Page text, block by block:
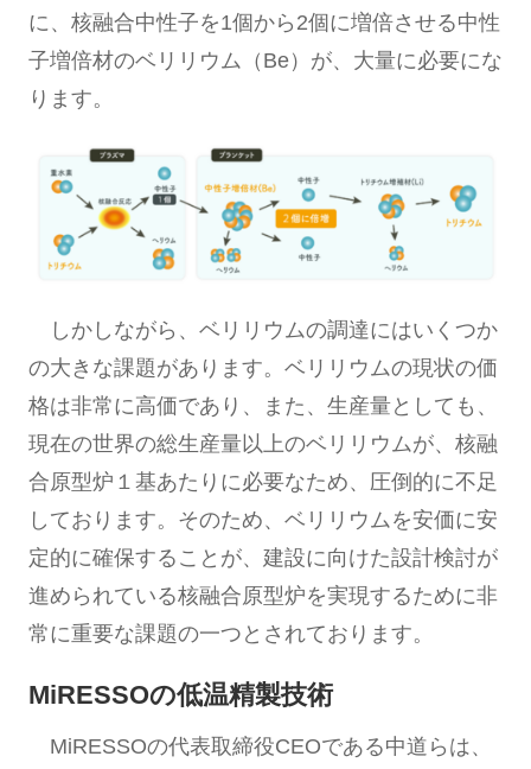
に、核融合中性子を1個から2個に増倍させる中性
子増倍材のベリリウム（Be）が、大量に必要にな
ります。
しかしながら、ベリリウムの調達にはいくつか
の大きな課題があります。ベリリウムの現状の価
格は非常に高価であり、また、生産量としても、
現在の世界の総生産量以上のベリリウムが、核融
合原型炉１基あたりに必要なため、圧倒的に不足
しております。そのため、ベリリウムを安価に安
定的に確保することが、建設に向けた設計検討が
進められている核融合原型炉を実現するために非
常に重要な課題の一つとされております。
MiRESSOの低温精製技術
MiRESSOの代表取締役CEOである中道らは、